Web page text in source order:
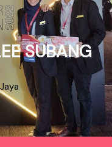
SUBANG